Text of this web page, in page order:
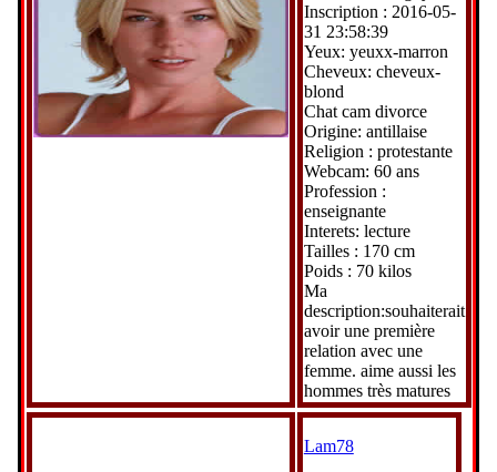
Inscription : 2016-05-
31 23:58:39
Yeux: yeuxx-marron
Cheveux: cheveux-
blond
Chat cam divorce
Origine: antillaise
Religion : protestante
Webcam: 60 ans
Profession :
enseignante
Interets: lecture
Tailles : 170 cm
Poids : 70 kilos
Ma
description:souhaiterait
avoir une première
relation avec une
femme. aime aussi les
hommes très matures
Lam78